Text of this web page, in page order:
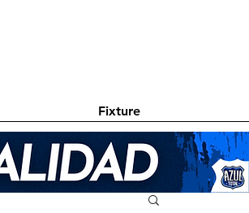
Fixture